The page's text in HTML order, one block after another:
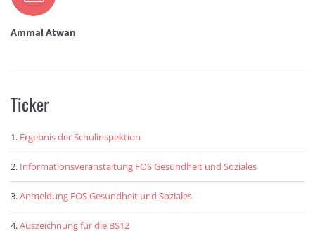
Ammal Atwan
Ticker
Ergebnis der Schulinspektion
Informationsveranstaltung FOS Gesundheit und Soziales
Anmeldung FOS Gesundheit und Soziales
Auszeichnung für die BS12